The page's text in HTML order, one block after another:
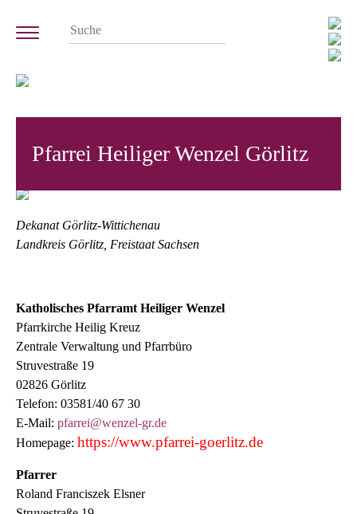
Pfarrei Heiliger Wenzel Görlitz
Dekanat Görlitz-Wittichenau
Landkreis Görlitz, Freistaat Sachsen
Katholisches Pfarramt Heiliger Wenzel
Pfarrkirche Heilig Kreuz
Zentrale Verwaltung und Pfarrbüro
Struvestraße 19
02826 Görlitz
Telefon: 03581/40 67 30
E-Mail: pfarrei@wenzel-gr.de
Homepage: https://www.pfarrei-goerlitz.de
Pfarrer
Roland Franciszek Elsner